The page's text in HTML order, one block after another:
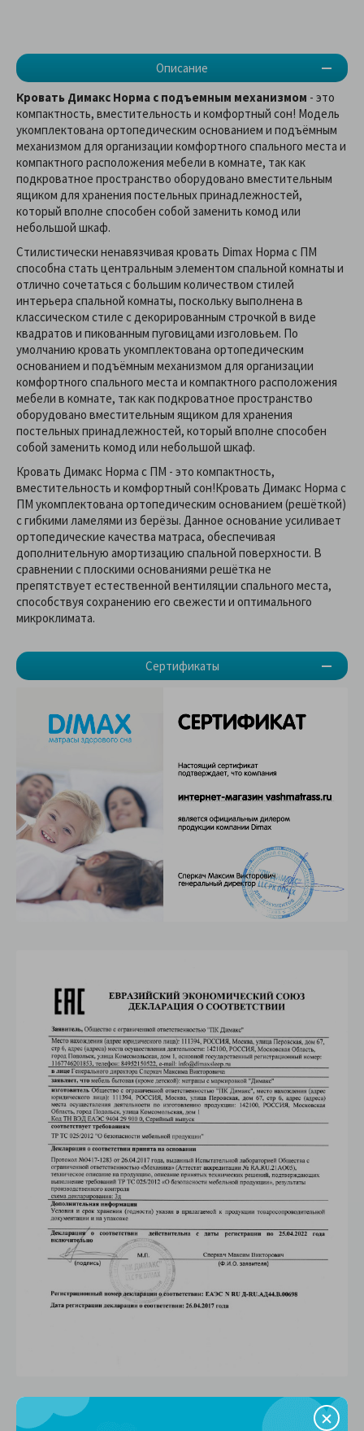
Описание
Сертификаты
Кровать Димакс Норма с подъемным механизмом - это
компактность, вместительность и комфортный сон! Модель
укомплектована ортопедическим основанием и подъёмным
механизмом для организации комфортного спального места и
компактного расположения мебели в комнате, так как
подкроватное пространство оборудовано вместительным
ящиком для хранения постельных принадлежностей,
который вполне способен собой заменить комод или
небольшой шкаф.
Стилистически ненавязчивая кровать Dimax Норма с ПМ
способна стать центральным элементом спальной комнаты и
отлично сочетаться с большим количеством стилей
интерьера спальной комнаты, поскольку выполнена в
классическом стиле с декорированным строчкой в виде
квадратов и пикованным пуговицами изголовьем. По
умолчанию кровать укомплектована ортопедическим
основанием и подъёмным механизмом для организации
комфортного спального места и компактного расположения
мебели в комнате, так как подкроватное пространство
оборудовано вместительным ящиком для хранения
постельных принадлежностей, который вполне способен
собой заменить комод или небольшой шкаф.
Кровать Димакс Норма с ПМ - это компактность,
вместительность и комфортный сон!Кровать Димакс Норма с
ПМ укомплектована ортопедическим основанием (решёткой)
с гибкими ламелями из берёзы. Данное основание усиливает
ортопедические качества матраса, обеспечивая
дополнительную амортизацию спальной поверхности. В
сравнении с плоскими основаниями решётка не
препятствует естественной вентиляции спального места,
способствуя сохранению его свежести и оптимального
микроклимата.